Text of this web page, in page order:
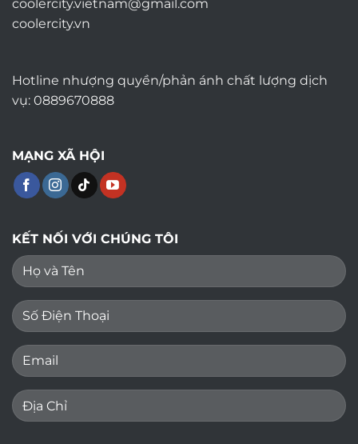
coolercity.vietnam@gmail.com
coolercity.vn
Hotline nhượng quyền/phản ánh chất lượng dịch
vụ: 0889670888
MẠNG XÃ HỘI
KẾT NỐI VỚI CHÚNG TÔI